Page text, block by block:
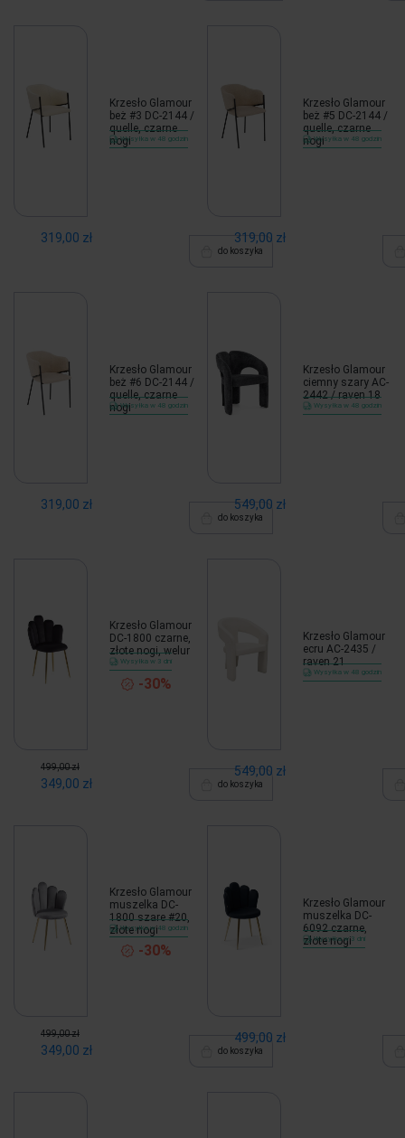
Krzesło Glamour
beż #3 DC-2144 /
quelle, czarne
nogiWysyłka w 48 godzin
319,00 zł
do koszyka
Krzesło Glamour
beż #5 DC-2144 /
quelle, czarne
nogiWysyłka w 48 godzin
319,00 zł
Krzesło Glamour
beż #6 DC-2144 /
quelle, czarne
nogiWysyłka w 48 godzin
319,00 zł
do koszyka
Krzesło Glamour
ciemny szary AC-
2442 / raven 18
Wysyłka w 48 godzin
549,00 zł
Krzesło Glamour
DC-1800 czarne,
złote nogi, welur
Wysyłka w 3 dni
-30%
349,00 zł
499,00 zł
do koszyka
Krzesło Glamour
ecru AC-2435 /
raven 21
Wysyłka w 48 godzin
549,00 zł
Krzesło Glamour
muszelka DC-
1800 szare #20,
złote nogi
Wysyłka w 48 godzin
-30%
349,00 zł
499,00 zł
do koszyka
Krzesło Glamour
muszelka DC-
6092 czarne,
złote nogi
Wysyłka w 3 dni
499,00 zł